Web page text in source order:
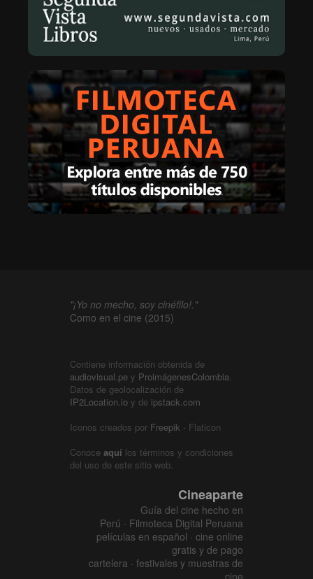
"¡Yo no mecho, soy cinéfilo!."
Como en el cine (2015)
Contiene información obtenida de
audiovisual.pe y ProimágenesColombia.
Datos de geolocalización de
IP2Location.io y de ipstack.com
Iconos creados por Freepik - Flaticon
Conoce aquí los términos y condiciones
del uso de este sitio web.
Cineaparte
Guía del cine hecho en
Perú · Filmoteca Digital Peruana
películas en español · cine online
gratis y de pago
cartelera · festivales y muestras de